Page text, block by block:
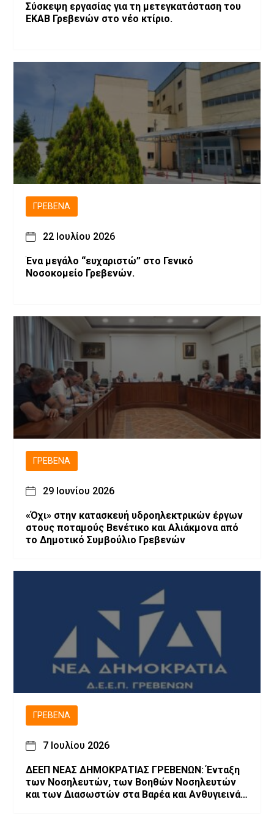
Σύσκεψη εργασίας για τη μετεγκατάσταση του
ΕΚΑΒ Γρεβενών στο νέο κτίριο.
ΓΡΕΒΕΝΆ
22 Ιουλίου 2026
Ένα μεγάλο “ευχαριστώ” στο Γενικό
Νοσοκομείο Γρεβενών.
ΓΡΕΒΕΝΆ
29 Ιουνίου 2026
«Όχι» στην κατασκευή υδροηλεκτρικών έργων
στους ποταμούς Βενέτικο και Αλιάκμονα από
το Δημοτικό Συμβούλιο Γρεβενών
ΓΡΕΒΕΝΆ
7 Ιουλίου 2026
ΔΕΕΠ ΝΕΑΣ ΔΗΜΟΚΡΑΤΙΑΣ ΓΡΕΒΕΝΩΝ: Ένταξη
των Νοσηλευτών, των Βοηθών Νοσηλευτών
και των Διασωστών στα Βαρέα και Ανθυγιεινά